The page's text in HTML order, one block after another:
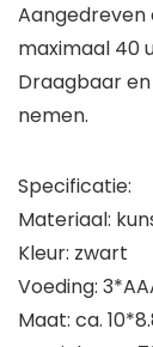
Aangedreven
maximaal 40
Draagbaar
nemen.
Specificatie:
Materiaal:
Kleur: zwart
Voeding:
Maat: ca.